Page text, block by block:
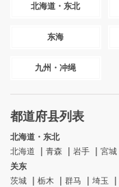
北海道・东北
东海
九州・冲绳
都道府县列表
北海道・东北
北海道
青森 岩手 宮城
关东
茨城
栃木 群马 埼玉